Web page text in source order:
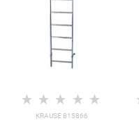
KRAUSE 815866